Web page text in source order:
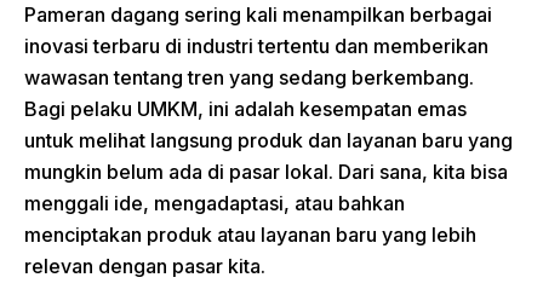
Pameran dagang sering kali menampilkan berbagai
inovasi terbaru di industri tertentu dan memberikan
wawasan tentang tren yang sedang berkembang.
Bagi pelaku UMKM, ini adalah kesempatan emas
untuk melihat langsung produk dan layanan baru yang
mungkin belum ada di pasar lokal. Dari sana, kita bisa
menggali ide, mengadaptasi, atau bahkan
menciptakan produk atau layanan baru yang lebih
relevan dengan pasar kita.